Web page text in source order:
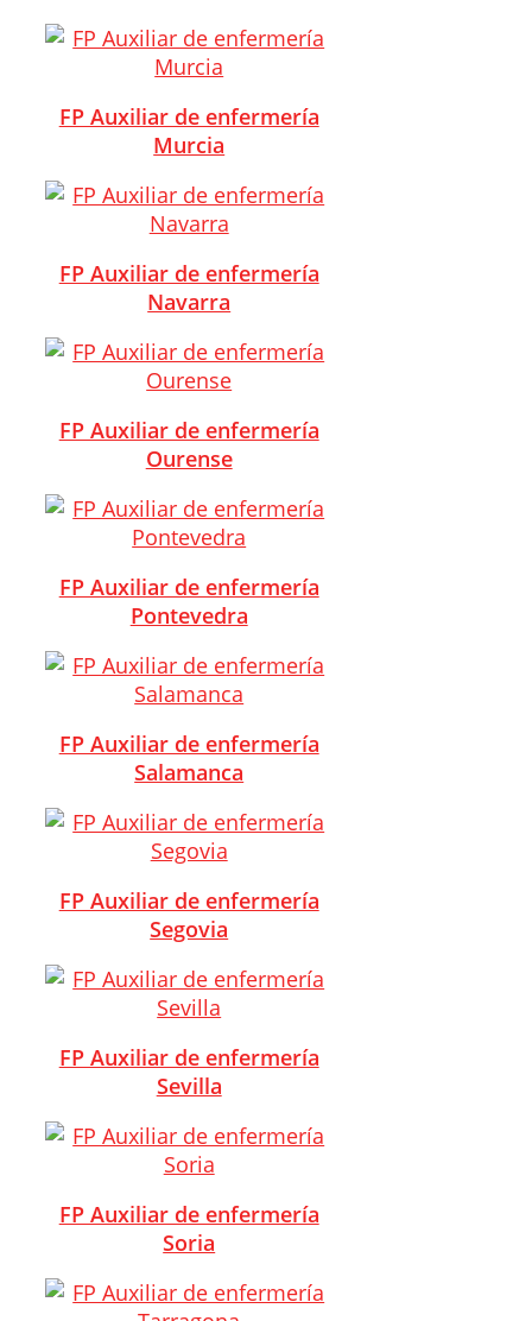
FP Auxiliar de enfermería
Murcia
FP Auxiliar de enfermería
Navarra
FP Auxiliar de enfermería
Ourense
FP Auxiliar de enfermería
Pontevedra
FP Auxiliar de enfermería
Salamanca
FP Auxiliar de enfermería
Segovia
FP Auxiliar de enfermería
Sevilla
FP Auxiliar de enfermería
Soria